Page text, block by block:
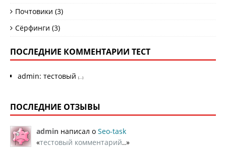
Почтовики (3)
Сёрфинги (3)
ПОСЛЕДНИЕ КОММЕНТАРИИ ТЕСТ
admin: тестовый [...]
ПОСЛЕДНИЕ ОТЗЫВЫ
admin написал о Seo-task
«тестовый комментарий..»